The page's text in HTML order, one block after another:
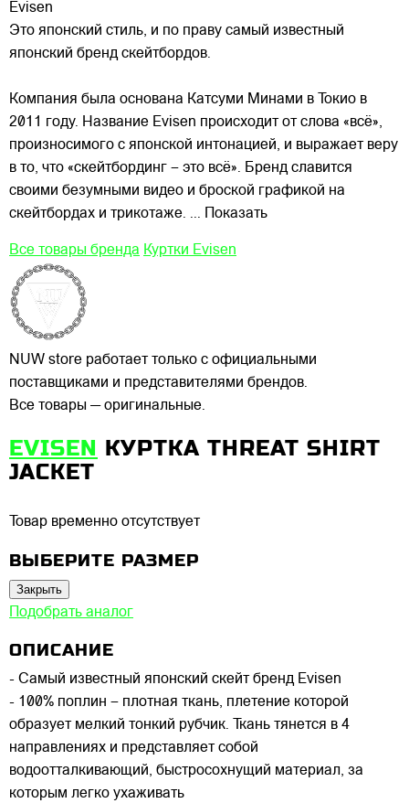
Evisen
Это японский стиль, и по праву самый известный
японский бренд скейтбордов.
Компания была основана Катсуми Минами в Токио в
2011 году. Название Evisen происходит от слова «всё»,
произносимого с японской интонацией, и выражает веру
в то, что «скейтбординг – это всё». Бренд славится
своими безумными видео и броской графикой на
скейтбордах и трикотаже. ... Показать
Все товары бренда Куртки Evisen
NUW store работает только с официальными
поставщиками и представителями брендов.
Все товары — оригинальные.
EVISEN КУРТКА THREAT SHIRT
JACKET
Товар временно отсутствует
ВЫБЕРИТЕ РАЗМЕР
Закрыть
Подобрать аналог
ОПИСАНИЕ
- Самый известный японский скейт бренд Evisen
- 100% поплин – плотная ткань, плетение которой
образует мелкий тонкий рубчик. Ткань тянется в 4
направлениях и представляет собой
водоотталкивающий, быстросохнущий материал, за
которым легко ухаживать